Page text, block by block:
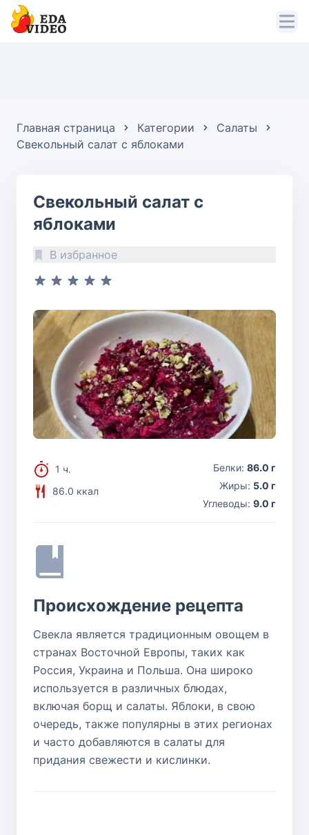
Главная страница Категории
Салаты
Свекольный салат с яблоками
Свекольный салат с
яблоками
В избранное
1 ч.
86.0 ккал
Белки: 86.0 г
Жиры: 5.0 г
Углеводы: 9.0 г
Происхождение рецепта
Свекла является традиционным овощем в
странах Восточной Европы, таких как
Россия, Украина и Польша. Она широко
используется в различных блюдах,
включая борщ и салаты. Яблоки, в свою
очередь, также популярны в этих регионах
и часто добавляются в салаты для
придания свежести и кислинки.